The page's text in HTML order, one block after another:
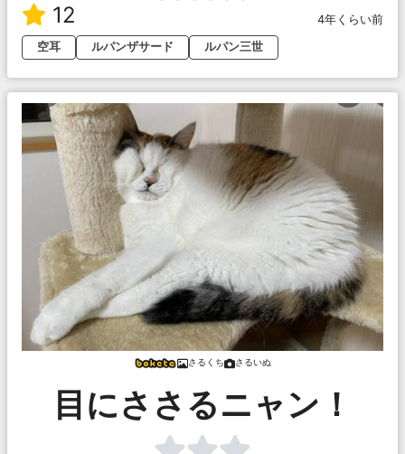
12
4年くらい前
空耳
ルパンザサード ルパン三世
さるくち さるいぬ
目にささるニャン！